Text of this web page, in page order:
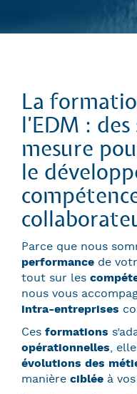
La
l’EDM :
mesure
le
Parce que nous
performance de
tout sur les
nous vous
intra-entreprises
Ces formations
opérationnelles,
évolutions des
manière ciblée à vos